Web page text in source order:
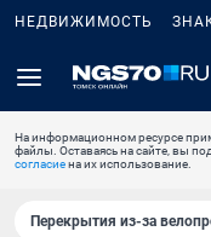
НЕДВИЖИМОСТЬ
На информационном ресурсе
файлы. Оставаясь на сайте, вы
согласиена их использование.
Перекрытия из-за